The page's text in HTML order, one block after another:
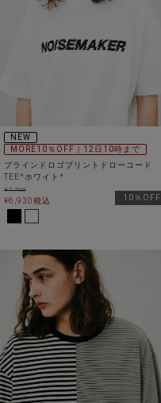
NEW
MORE10％OFF｜12日10時まで
ブラインドロゴプリントドローコード
TEE*ホワイト*
¥7,700
¥6,930税込 10％OFF